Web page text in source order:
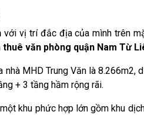
với vị trí đắc địa của mình trên
thuê văn phòng quận Nam Từ
MHD Trung Văn là
+ 3 tầng hầm rộng rãi.
khu phức hợp lớn gồm khu